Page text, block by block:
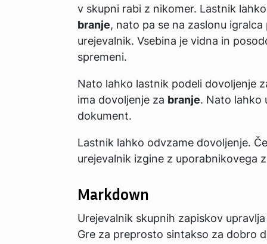
v skupni rabi z nikomer. Lastnik
branje, nato pa se na zaslonu
urejevalnik. Vsebina je vidna in
spremeni.
Nato lahko lastnik podeli dovoljenje
ima dovoljenje za branje. Nato lahko
dokument.
Lastnik lahko odvzame dovoljenje.
urejevalnik izgine z uporabnikovega
Markdown
Urejevalnik skupnih zapiskov
Gre za preprosto sintakso za dobro